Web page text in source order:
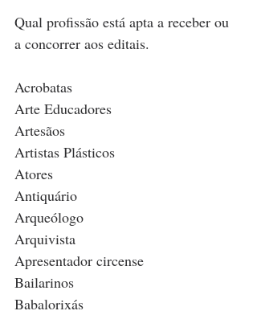
Qual profissão está apta a receber ou
a concorrer aos editais.
Acrobatas
Arte Educadores
Artesãos
Artistas Plásticos
Atores
Antiquário
Arqueólogo
Arquivista
Apresentador circense
Bailarinos
Babalorixás